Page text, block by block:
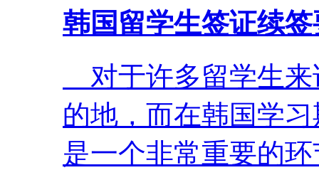
韩国留学生签证续
对于许多留学生来
的地，而在韩国学
是一个非常重要的